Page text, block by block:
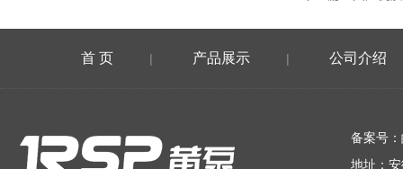
首 页 | 产品展示 | 公司介绍
备案号：
地址：